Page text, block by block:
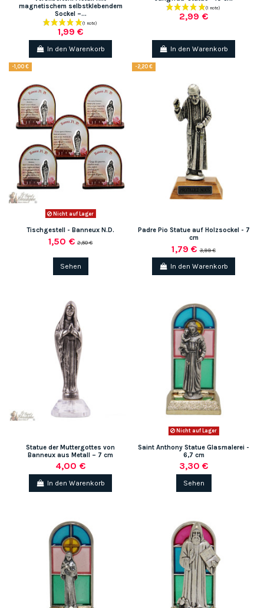
magnetischem selbstklebendem
Sockel –...
1,99 €
In den Warenkorb
2,99 €
In den Warenkorb
-1,00 €
Nicht auf Lager
Tischgestell - Banneux N.D.
1,50 €2,50 €
Sehen
-2,20 €
Padre Pio Statue auf Holzsockel - 7
cm
1,79 €3,99 €
In den Warenkorb
Statue der Muttergottes von
Banneux aus Metall – 7 cm
4,00 €
In den Warenkorb
Nicht auf Lager
Saint Anthony Statue Glasmalerei -
6,7 cm
3,30 €
Sehen